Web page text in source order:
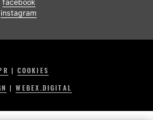
facebook
instagram
| COOKIES
| WEBEX.DIGITAL